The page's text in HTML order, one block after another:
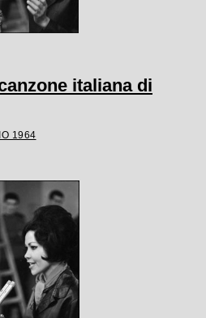
italiana di
1964